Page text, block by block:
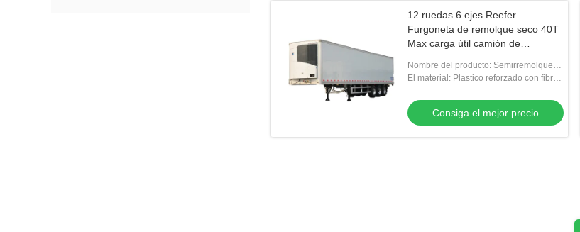
12 ruedas 6 ejes Reefer
Furgoneta de remolque seco 40T
Max carga útil camión de
Nombre del producto: Semirremolque
refrigerado
El material: Plastico reforzado con fibra
vidrio
Consiga el mejor precio